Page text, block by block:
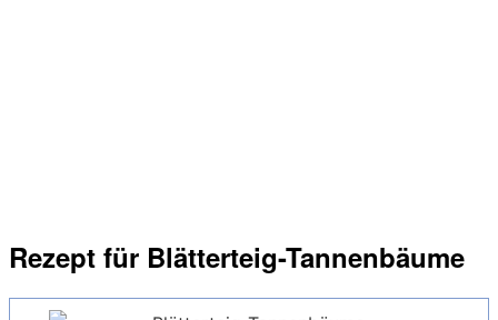
Rezept für Blätterteig-Tannenbäume